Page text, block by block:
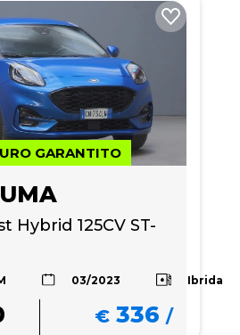
GARANTITO
Hybrid 125CV ST-
03/2023 Ibrida
€ 336 /